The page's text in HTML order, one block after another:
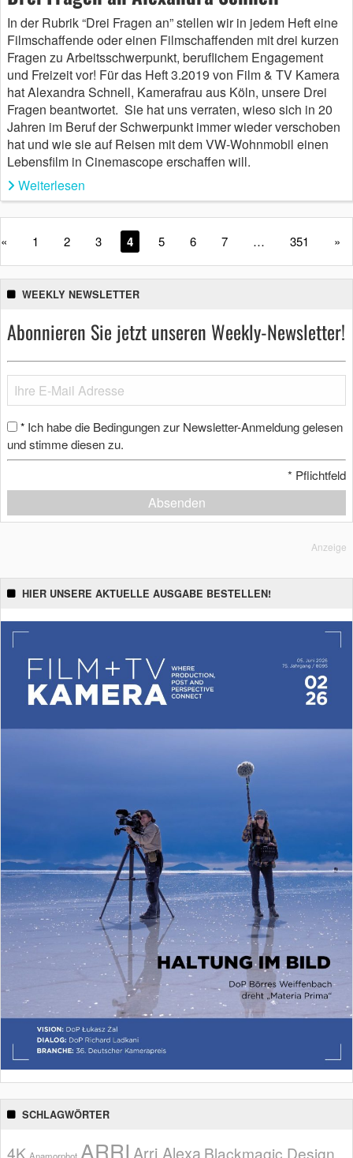
In der Rubrik “Drei Fragen an” stellen wir in jedem Heft eine
Filmschaffende oder einen Filmschaffenden mit drei kurzen
Fragen zu Arbeitsschwerpunkt, beruflichem Engagement
und Freizeit vor! Für das Heft 3.2019 von Film & TV Kamera
hat Alexandra Schnell, Kamerafrau aus Köln, unsere Drei
Fragen beantwortet. Sie hat uns verraten, wieso sich in 20
Jahren im Beruf der Schwerpunkt immer wieder verschoben
hat und wie sie auf Reisen mit dem VW-Wohnmobil einen
Lebensfilm in Cinemascope erschaffen will.
Weiterlesen
« 1 2 3 4 5 6 7 … 351 »
WEEKLY NEWSLETTER
Abonnieren Sie jetzt unseren Weekly-Newsletter!
* Ich habe die Bedingungen zur Newsletter-Anmeldung gelesen
und stimme diesen zu.
* Pflichtfeld
Absenden
Anzeige
HIER UNSERE AKTUELLE AUSGABE BESTELLEN!
SCHLAGWÖRTER
4K ARRI Arri AlexaBlackmagic Design